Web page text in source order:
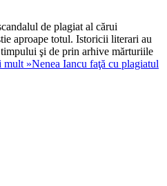
de plagiat al cărui
aproape totul. Istoricii literari au
şi de prin arhive mărturiile
mult »Nenea Iancu faţă cu plagiatul